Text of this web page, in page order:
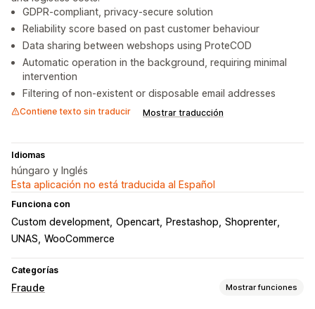
GDPR-compliant, privacy-secure solution
Reliability score based on past customer behaviour
Data sharing between webshops using ProteCOD
Automatic operation in the background, requiring minimal
intervention
Filtering of non-existent or disposable email addresses
Contiene texto sin traducir Mostrar traducción
Idiomas
húngaro y Inglés
Esta aplicación no está traducida al Español
Funciona con
Custom development Opencart Prestashop Shoprenter
UNAS WooCommerce
Categorías
Fraude Mostrar funciones